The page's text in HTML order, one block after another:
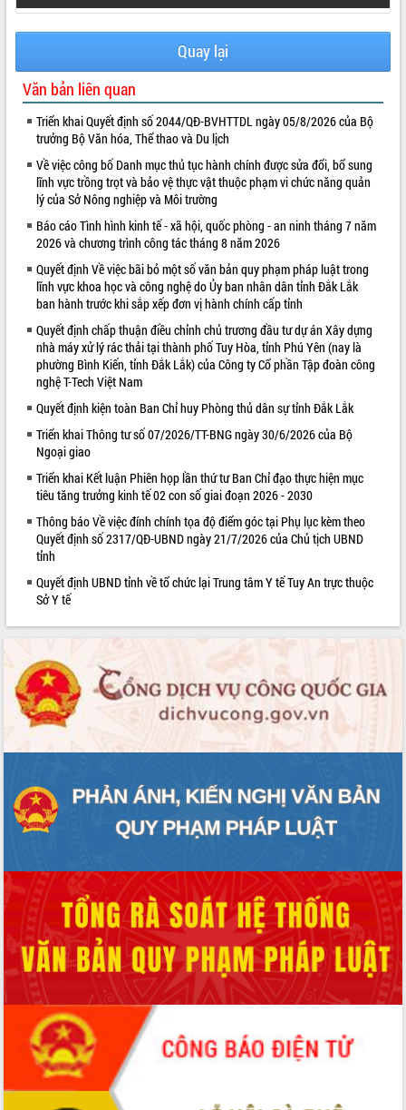
Quay lại
Văn bản liên quan
Triển khai Quyết định số 2044/QĐ-BVHTTDL ngày 05/8/2026 của Bộ
trưởng Bộ Văn hóa, Thể thao và Du lịch
Về việc công bố Danh mục thủ tục hành chính được sửa đổi, bổ sung
lĩnh vực trồng trọt và bảo vệ thực vật thuộc phạm vi chức năng quản
lý của Sở Nông nghiệp và Môi trường
Báo cáo Tình hình kinh tế - xã hội, quốc phòng - an ninh tháng 7 năm
2026 và chương trình công tác tháng 8 năm 2026
Quyết định Về việc bãi bỏ một số văn bản quy phạm pháp luật trong
lĩnh vực khoa học và công nghệ do Ủy ban nhân dân tỉnh Đắk Lắk
ban hành trước khi sắp xếp đơn vị hành chính cấp tỉnh
Quyết định chấp thuận điều chỉnh chủ trương đầu tư dự án Xây dựng
nhà máy xử lý rác thải tại thành phố Tuy Hòa, tỉnh Phú Yên (nay là
phường Bình Kiến, tỉnh Đắk Lắk) của Công ty Cổ phần Tập đoàn công
nghệ T-Tech Việt Nam
Quyết định kiện toàn Ban Chỉ huy Phòng thủ dân sự tỉnh Đắk Lắk
Triển khai Thông tư số 07/2026/TT-BNG ngày 30/6/2026 của Bộ
Ngoại giao
Triển khai Kết luận Phiên họp lần thứ tư Ban Chỉ đạo thực hiện mục
tiêu tăng trưởng kinh tế 02 con số giai đoạn 2026 - 2030
Thông báo Về việc đính chính tọa độ điểm góc tại Phụ lục kèm theo
Quyết định số 2317/QĐ-UBND ngày 21/7/2026 của Chủ tịch UBND
tỉnh
Quyết định UBND tỉnh về tổ chức lại Trung tâm Y tế Tuy An trực thuộc
Sở Y tế